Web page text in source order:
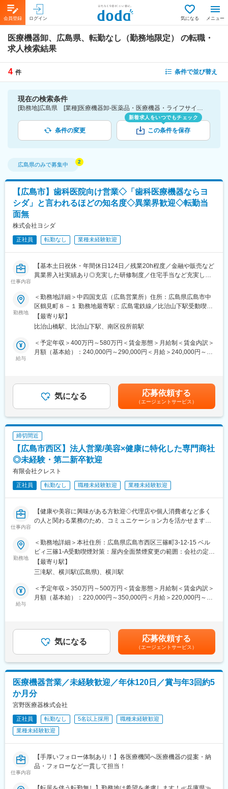
会員登録 ログイン 気になる メニュー
医療機器卸、広島県、転勤なし（勤務地限定）
の転職・
求人検索結果
4 件 条件で並び替え
現在の検索条件
[勤務地]広島県 [業種]医療機器卸-医薬品・医療機器・ライフサイエンス・医療系サービス [こだわり条件ピックアップ]転勤なし（勤務地限定） [詳細条件](募集・採用情報)転勤なし（勤務地限定）
条件の変更
新着求人をいつでもチェック
この条件を保存
広島県のみで募集中
【広島市】歯科医院向け営業◇「歯科医療機器ならヨ
シダ」と言われるほどの知名度◇異業界歓迎◇転勤当
面無
株式会社ヨシダ
正社員 転勤なし 業種未経験歓迎
仕事内容
【基本土日祝休・年間休日124日／残業20h程度／金融や販売など
異業界入社実績あり◎充実した研修制度／住宅手当など充実した
【業務内容】
■担当エリア内の歯科医院・代理店様へ、歯科医院で使用する診療
台（ユニット）や各種機器の導入を提案・支援していただきま
す。
製品の提案から設置・メンテナンスのアフターサービスまで、チ
ーム全体で協力しながら対応いただきます。
しますが、夜間・休日の緊急対応は無く、基本勤務時間内での対
応となります。
ご提案します。アイテム数の多さも当社の大きな強みです。
オンライン勉強会やEラーニング等が充実しており、無理なく業
界・製品知識の習得が可能です。
◆ユニット…歯科治療を行うための診療台
◆レーザー機器…最新治療を可能にする機材
ーター
◆CADCAM…歯の詰め物などを設計・加工するシステム
【入社後のフォロー体制】
■配属後のOJT研修のほか、本社での集合研修を年に数回開催しま
す。
なく業界・製品知識の習得が可能です。
■金融や販売業など異業界からご入社された方が活躍しています。
が、それを含めても平均残業は20時間程度となり、働きやすい環
境です。
■商談やメンテナンス等の対応のため、歯科医院が開業している土
【当社の魅力】
歯科業界に特化して事業展開しており、国内で50％以上の歯科医
療機器シェアを占める商品もあり、「歯科医療機器ならヨシダ」
と言われるほどの知名度を築いています。
変更の範囲：会社の定める業務
勤務地
＜勤務地詳細＞中四国支店（広島営業所）住所：広島県広島市中
区鶴見町８－１ 勤務地最寄駅：広島電鉄線／比治山下駅受動喫煙
対策：敷地内喫煙可能場所あり変更の範囲：会社の定める事業所
【最寄り駅】
比治山橋駅、比治山下駅、南区役所前駅
給与
＜予定年収＞400万円～580万円＜賃金形態＞月給制＜賃金内訳＞
月額（基本給）：240,000円～290,000円＜月給＞240,000円～
年収例社員の年収例年収880万円（40代前半・マネージャー）年
収670万円（30代後半・係長）年収560万円（30代前半・主任）
賃金はあくまでも目安の金額であり、選考を通じて上下する可能
性があります。月給(月額)は固定手当を含めた表記です。
気になる 応募依頼する
（エージェントサービス）
締切間近
【広島市西区】法人営業/美容×健康に特化した専門商社
◎未経験・第二新卒歓迎
有限会社クレスト
正社員 転勤なし 職種未経験歓迎 業種未経験歓迎
仕事内容
【健康や美容に興味がある方歓迎◇代理店や個人消費者など多く
の人と関わる業務のため、コミュニケーション力を活かせます◇
どを取扱う専門商社】
■職務内容：
管理医療機器販売業、管理医療機器賃貸業、健康器具・健康食品
販売業、住宅設備機器販売業を行う当社にて、営業職をお任せい
たします。
■職務詳細：
の会社です。
・販売方法の核：代理店・パートナー制度による展開
・事業者向け（中心）：代理店、販売事業者、健康・美容関連ビ
・営業の主な業務は、代理店や販売事業者から展示会やイベント
会場などでの販売日程の依頼を受け、商品を手配し、販売体制を
整えること。
・また、代理店や販売事業者が消費者に適切に商品説明ができる
よう、商品知識のレクチャーも行う。
・メーカーとの仕入れ交渉や代理店とのやり取りも業務に含まれ
ます
・当社は全７名で、営業4名、事務3名、代表取締役と元取締役で
構成されています
することができます
勤務地
＜勤務地詳細＞本社住所：広島県広島市西区三篠町3-12-15 ベル
ビィ三篠1-A受動喫煙対策：屋内全面禁煙変更の範囲：会社の定め
る事業所
【最寄り駅】
三滝駅、横川駅(広島県)、横川駅
給与
＜予定年収＞350万円～500万円＜賃金形態＞月給制＜賃金内訳＞
月額（基本給）：220,000円～350,000円＜月給＞220,000円～
気になる 応募依頼する
（エージェントサービス）
医療機器営業／未経験歓迎／年休120日／賞与年3回約5
か月分
宮野医療器株式会社
正社員 転勤なし 5名以上採用
職種未経験歓迎
業種未経験歓迎
仕事内容
【手厚いフォロー体制あり！】各医療機関へ医療機器の提案・納
品・フォローなど一貫して担当！